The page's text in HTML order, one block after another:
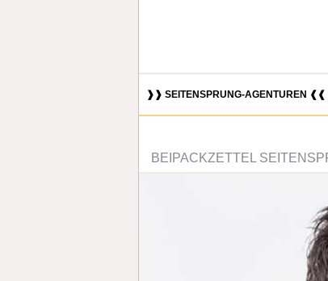
❱❱ SEITENSPRUNG-AGENTUREN ❰❰
BEIPACKZETTEL